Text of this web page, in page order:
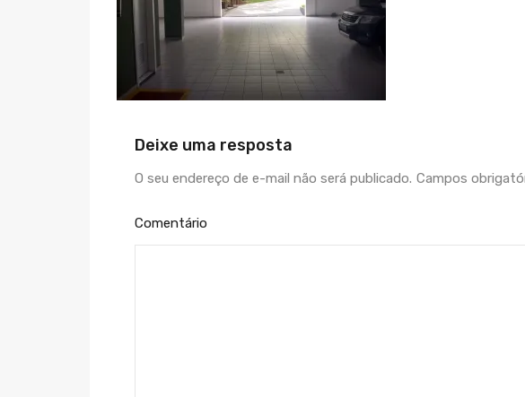
Deixe uma resposta
O seu endereço de e-mail não será publicado. Campos
Comentário